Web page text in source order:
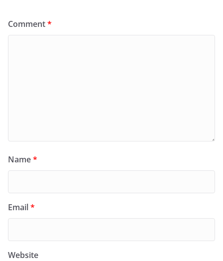
Comment*
Name*
Email*
Website